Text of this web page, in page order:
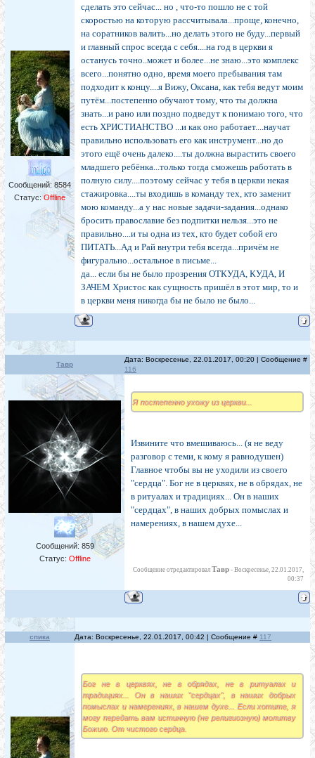
Сообщений:8584
Статус: Offline
сделать это сейчас... но , что-то пошло не с той
скоростью на которую рассчитывала...проще, конечно,
на соратников валить...но делать этого не буду...первый
и главный спрос всегда с себя....на год в церкви я
останусь точно..может и более...не знаю...это комплекс
всего...понятно одно, время моего пребывания там
подходит к концу....я Вижу, Оксана, как тебя ведут моим
путём...постепенно обучают тому, что ты должна
знать...и рано или поздно подведут к понимаю того, что
есть ХРИСТИАНСТВО ...и как оно работает....научат
правильно использовать его как инструмент...но до
этого ещё очень далеко....ты должна вырастить своего
младшего ребёнка...только тогда сможешь работать в
полную силу....поэтому сейчас у тебя в церкви некая
стажировка....ты входишь в команду тех, кто заменит
мою команду...а у нас новые задачи-задания...однако
бросить православие без подпитки нельзя...это не
правильно....и ты одна из тех, кто будет собой его
ПИТАТЬ...Ад и Рай внутри тебя всегда...причём не
фигурально...остальное в письме...
да... если бы не было прозрения ОТКУДА, КУДА, И
ЗАЧЕМ Христос как сущность пришёл в этот мир, то и
в церкви меня никогда бы не было не было...
Тавр
Дата: Воскресенье, 22.01.2017, 00:20 | Сообщение #
116
Сообщений: 859
Статус: Offline
Я постепенно ухожу из церкви...
Извините что вмешиваюсь... (я не веду
разговор с теми, к кому я равнодушен)
Главное чтобы вы не уходили из своего
"сердца". Бог не в церквях, не в обрядах, не
в ритуалах и традициях... Он в наших
"сердцах", в наших добрых помыслах и
намерениях, в нашем духе...
Сообщение отредактировал Тавр - Воскресенье, 22.01.2017,
00:37
спика Дата: Воскресенье, 22.01.2017, 00:42 | Сообщение # 117
Бог не в церквях, не в обрядах, не в ритуалах и
традициях... Он в наших "сердцах", в наших добрых
помыслах и намерениях, в нашем духе... Если хотите, я
могу передать вам истинную (не религиозную) молитву
Божию. От чистого сердца.